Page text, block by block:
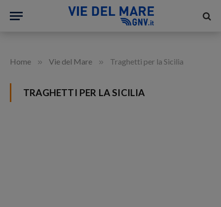
Home » Vie del Mare » Traghetti per la Sicilia
TRAGHETTI PER LA SICILIA